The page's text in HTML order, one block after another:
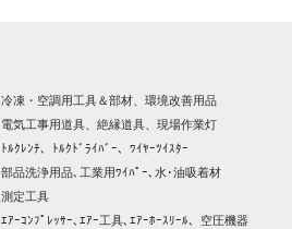
冷凍・空調用工具＆部材、環境改善用品
電気工事用道具、絶縁道具、現場作業灯
ﾄﾙｸﾚﾝﾁ、ﾄﾙｸﾄﾞﾗｲﾊﾞｰ、ﾜｲﾔｰﾂｲｽﾀｰ
部品洗浄用品､工業用ﾜｲﾊﾟｰ､水･油吸着材
測定工具
ｴｱｰｺﾝﾌﾟﾚｯｻｰ､ｴｱｰ工具､ｴｱｰﾎｰｽﾘｰﾙ、空圧機器